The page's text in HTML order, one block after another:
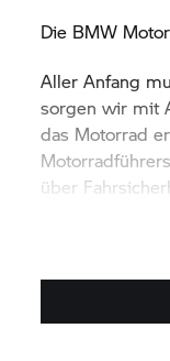
Die BMW
Aller Anfang
sorgen wir mit
das Motorrad
über